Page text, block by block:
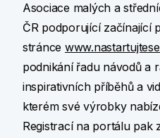
Asociace malých a
ČR podporující začínající
stránce
podnikání řadu návodů a
inspirativních příběhů a
kterém své výrobky
Registrací na portálu pak